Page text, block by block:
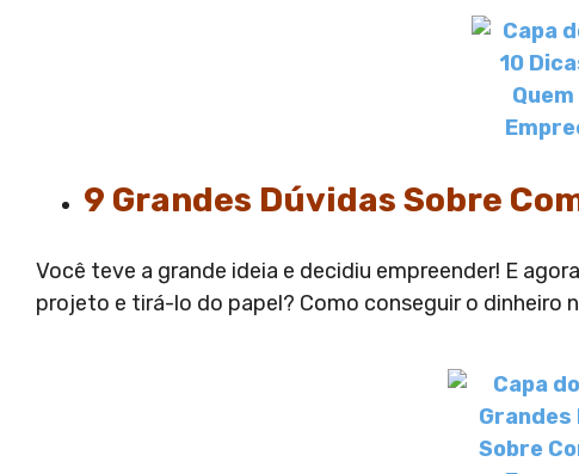
9 Grandes Dúvidas Sobre
Você teve a grande ideia e decidiu empreender! E
projeto e tirá-lo do papel? Como conseguir o dinheiro